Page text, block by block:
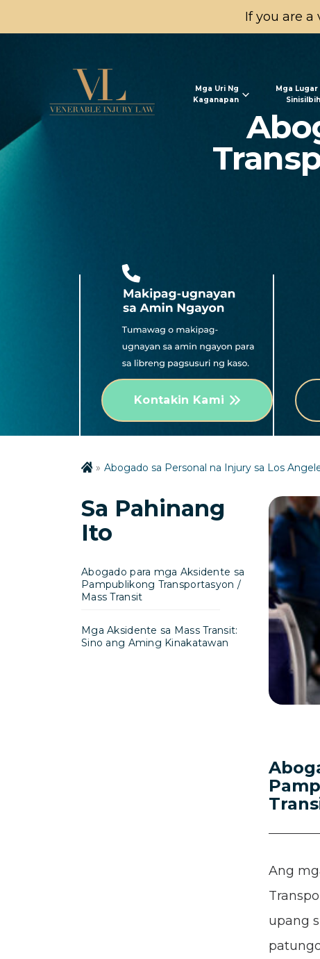
If you are
Mga Uri Ng
Kaganapan
Mga Lugar
Kontakin Kami
Abogado sa Personal na Injury sa Los
Sa Pahinang
Ito
Abogado para mga Aksidente sa
Pampublikong Transportasyon /
Mass Transit
Mga Aksidente sa Mass Transit:
Sino ang Aming Kinakatawan
Ang
upang